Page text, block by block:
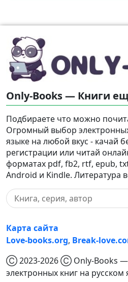
Only-Books — Книги
Подбираете что можно
Огромный выбор
языке на любой вкус - качай
регистрации или читай
форматах pdf, fb2, rtf, epub,
Android и Kindle. Литература
Карта сайта
Love-books.org, Break-
Ⓒ 2023-2026 Ⓒ Only-Books —
электронных книг на русском